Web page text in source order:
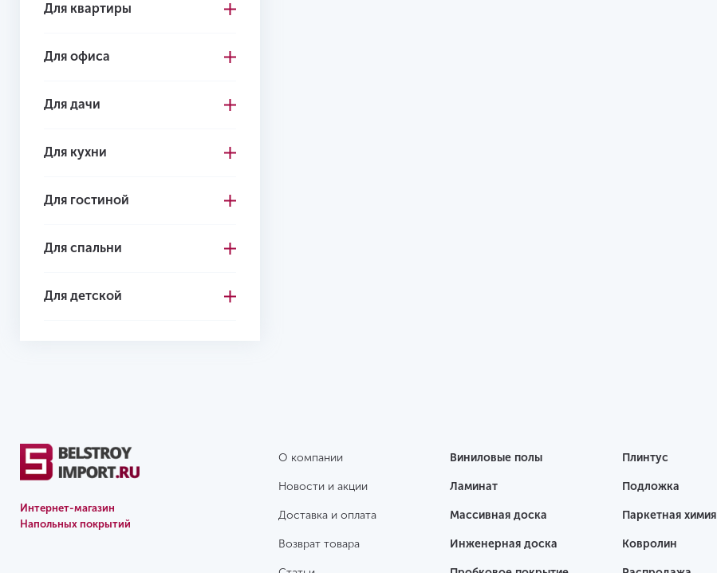
Для квартиры
Для офиса
Для дачи
Для кухни
Для гостиной
Для спальни
Для детской
Интернет-магазин
Напольных покрытий
О компании
Новости и акции
Доставка и оплата
Возврат товара
Виниловые полы
Ламинат
Массивная доска
Инженерная доска
Плинтус
Подложка
Паркетная химия
Ковролин